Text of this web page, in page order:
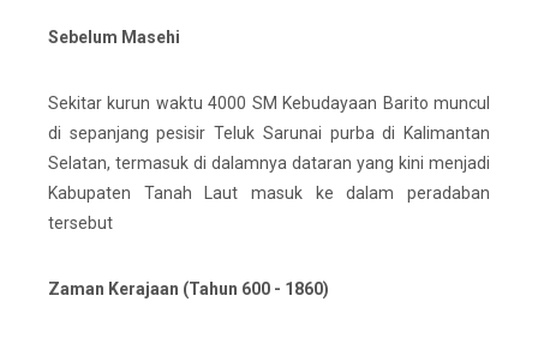
Sebelum Masehi
Sekitar kurun waktu 4000 SM Kebudayaan Barito muncul
di sepanjang pesisir Teluk Sarunai purba di Kalimantan
Selatan, termasuk di dalamnya dataran yang kini menjadi
Kabupaten Tanah Laut masuk ke dalam peradaban
tersebut
Zaman Kerajaan (Tahun 600 - 1860)